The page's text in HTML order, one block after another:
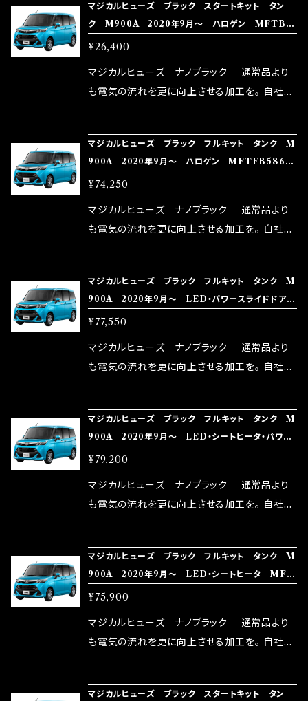
rz）の2店舗の専売品になりますので宜しくお願
い致します。
メ！ レーシングドライバーMAX織戸選手がテス
ターとなり吟味し時間を掛けて検証し、これは
体感出来て面白く、車には必ずプラスになりデメ
リットが無い。と。 コラボ開発製品です。 購入先
はこちらのマジカルヒューズ直販サイトと横浜に
rz）の2店舗の専売品になりますので宜しくお願
い致します。
マジカルヒューズ ブラック スタートキット タン
ク M900A 2020年9月～ ハロゲン MFTB5
87 16個
¥26,400
マジカルヒューズ ナノブラック 通常品より
も電気の流れを更に向上させる加工を。 自社比
メ！ レーシングドライバーMAX織戸選手がテス
ターとなり吟味し時間を掛けて検証し、これは
体感出来て面白く、車には必ずプラスになりデメ
リットが無い。と。 コラボ開発製品です。 購入先
はこちらのマジカルヒューズ直販サイトと横浜に
rz）の2店舗の専売品になりますので宜しくお願
い致します。
マジカルヒューズ ブラック フルキット タンク M
900A 2020年9月～ ハロゲン MFTFB586
45個
¥74,250
マジカルヒューズ ナノブラック 通常品より
も電気の流れを更に向上させる加工を。 自社比
メ！ レーシングドライバーMAX織戸選手がテス
ターとなり吟味し時間を掛けて検証し、これは
体感出来て面白く、車には必ずプラスになりデメ
リットが無い。と。 コラボ開発製品です。 購入先
はこちらのマジカルヒューズ直販サイトと横浜に
rz）の2店舗の専売品になりますので宜しくお願
い致します。
マジカルヒューズ ブラック フルキット タンク M
900A 2020年9月～ LED・パワースライドドア
MFTFB585 47個
¥77,550
マジカルヒューズ ナノブラック 通常品より
も電気の流れを更に向上させる加工を。 自社比
メ！ レーシングドライバーMAX織戸選手がテス
ターとなり吟味し時間を掛けて検証し、これは
体感出来て面白く、車には必ずプラスになりデメ
リットが無い。と。 コラボ開発製品です。 購入先
はこちらのマジカルヒューズ直販サイトと横浜に
rz）の2店舗の専売品になりますので宜しくお願
い致します。
マジカルヒューズ ブラック フルキット タンク M
900A 2020年9月～ LED・シートヒータ・パワー
スライドドア MFTFB584 48個
¥79,200
マジカルヒューズ ナノブラック 通常品より
も電気の流れを更に向上させる加工を。 自社比
メ！ レーシングドライバーMAX織戸選手がテス
ターとなり吟味し時間を掛けて検証し、これは
体感出来て面白く、車には必ずプラスになりデメ
リットが無い。と。 コラボ開発製品です。 購入先
はこちらのマジカルヒューズ直販サイトと横浜に
rz）の2店舗の専売品になりますので宜しくお願
マジカルヒューズ ブラック フルキット タンク M
900A 2020年9月～ LED・シートヒータ MFT
FB583 46個
¥75,900
マジカルヒューズ ナノブラック 通常品より
も電気の流れを更に向上させる加工を。 自社比
マジカルヒューズ ブラック スタートキット タン